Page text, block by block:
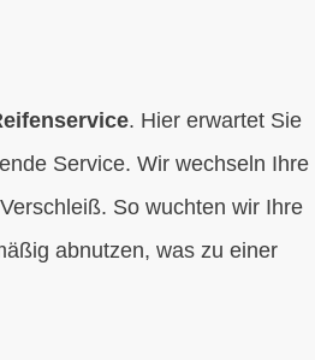
. Hier erwartet Sie
Service. Wir wechseln Ihre
So wuchten wir Ihre
abnutzen, was zu einer